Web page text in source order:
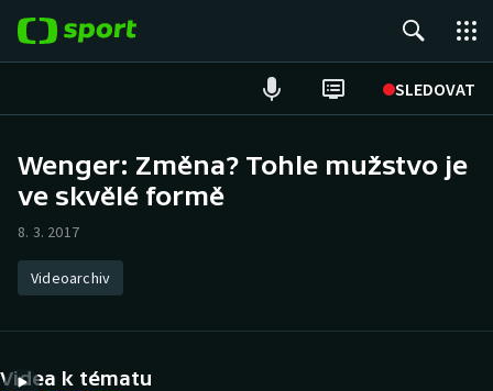
SLEDOVAT
Hokej
Atletika
Wenger: Změna? Tohle mužstvo je
ve skvělé formě
8. 3. 2017
Videoarchiv
Videa k tématu